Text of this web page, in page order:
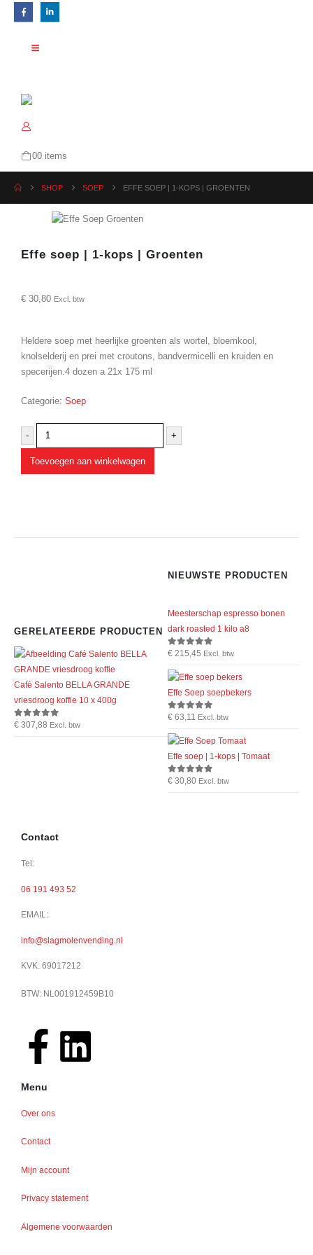
00 items
SHOP SOEP EFFE SOEP | 1-KOPS | GROENTEN
Effe soep | 1-kops | Groenten
€ 30,80 Excl. btw
Heldere soep met heerlijke groenten als wortel, bloemkool,
knolselderij en prei met croutons, bandvermicelli en kruiden en
specerijen.4 dozen a 21x 175 ml
Categorie: Soep
- +
Toevoegen aan winkelwagen
GERELATEERDE PRODUCTEN
Café Salento BELLA GRANDE
vriesdroog koffie 10 x 400g
0 out of 5
€ 307,88 Excl. btw
NIEUWSTE PRODUCTEN
Meesterschap espresso bonen
dark roasted 1 kilo a8
0 out of 5
€ 215,45 Excl. btw
Effe Soep soepbekers
0 out of 5
€ 63,11 Excl. btw
Effe soep | 1-kops | Tomaat
0 out of 5
€ 30,80 Excl. btw
Contact
Tel:
06 191 493 52
EMAIL:
info@slagmolenvending.nl
KVK: 69017212
BTW: NL001912459B10
Menu
Over ons
Contact
Mijn account
Privacy statement
Algemene voorwaarden